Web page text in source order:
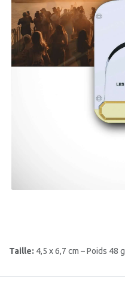
Taille: 4,5 x 6,7 cm – Poids 48 g